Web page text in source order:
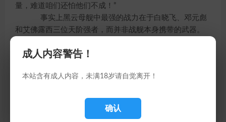
成人内容警告！
本站含有成人内容，未满18岁请自觉离开！
确认
量，难道咱们还怕他们不成！”
事实上黑云母舰中最强的战力在于白晓飞、邓元彪
和艾佛露西三位天阶强者，而并非战舰本身携带的武器。
中，就算黒翼人想要重新接管这艘飞船都要话费很大力
武装。黑云母舰外的触手将两艘帝国飞船放开，并开放对